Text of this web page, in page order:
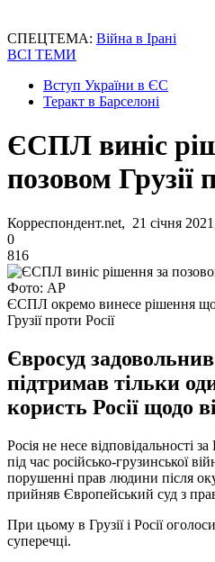
СПЕЦТЕМА: Війна в Ірані
ВСІ ТЕМИ
Вступ України в ЄС
Теракт в Барселоні
ЄСПЛ виніс
позовом Грузії
Корреспондент.net, 21 січня
0
816
Фото: AP
ЄСПЛ окремо винесе рішення
Грузії проти Росії
Євросуд задовольнив
підтримав тільки
користь Росії щодо
Росія не несе відповідальності
під час російсько-грузинської
порушенні прав людини після
прийняв Європейський суд з
При цьому в Грузії і Росії
суперечці.